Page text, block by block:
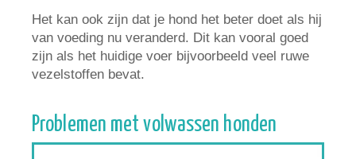
Het kan ook zijn dat je hond het beter doet als hij
van voeding nu veranderd. Dit kan vooral goed
zijn als het huidige voer bijvoorbeeld veel ruwe
vezelstoffen bevat.
Problemen met volwassen honden